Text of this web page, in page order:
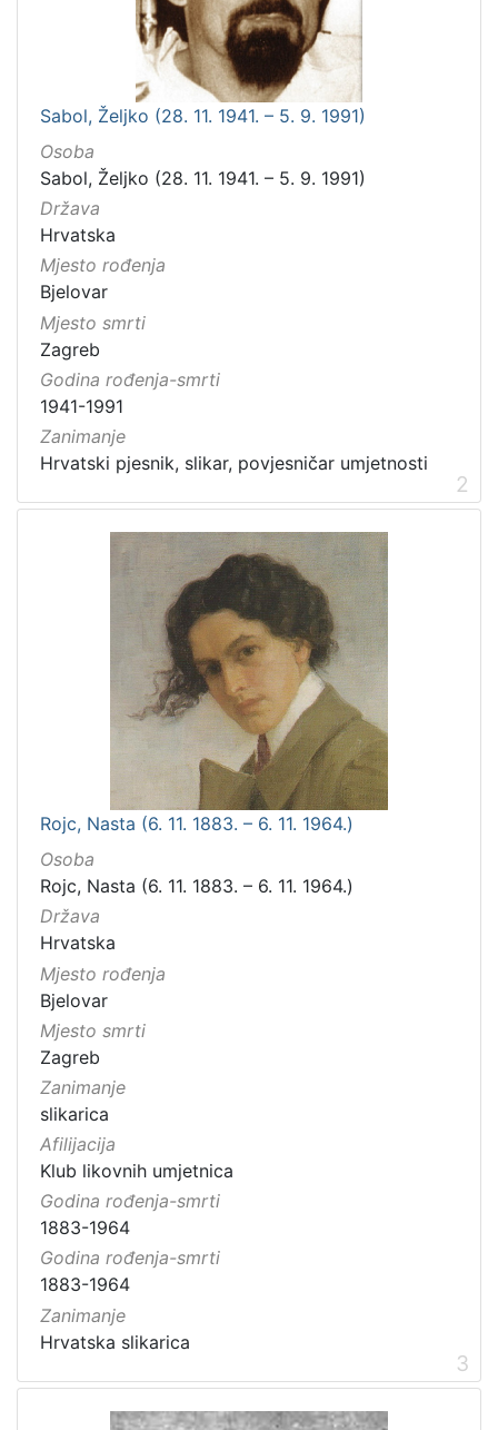
Sabol, Željko (28. 11. 1941. – 5. 9. 1991)
Osoba
Sabol, Željko (28. 11. 1941. – 5. 9. 1991)
Država
Hrvatska
Mjesto rođenja
Bjelovar
Mjesto smrti
Zagreb
Godina rođenja-smrti
1941-1991
Zanimanje
Hrvatski pjesnik, slikar, povjesničar umjetnosti
2
Rojc, Nasta (6. 11. 1883. – 6. 11. 1964.)
Osoba
Rojc, Nasta (6. 11. 1883. – 6. 11. 1964.)
Država
Hrvatska
Mjesto rođenja
Bjelovar
Mjesto smrti
Zagreb
Zanimanje
slikarica
Afilijacija
Klub likovnih umjetnica
Godina rođenja-smrti
1883-1964
Godina rođenja-smrti
1883-1964
Zanimanje
Hrvatska slikarica
3